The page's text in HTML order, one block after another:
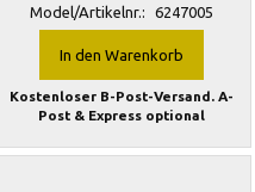
Model/Artikelnr.: 6247005
In den Warenkorb
Kostenloser B-Post-Versand. A-
Post & Express optional